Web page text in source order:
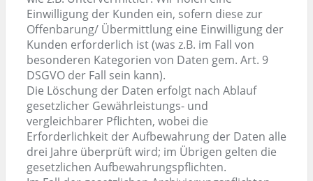
Einwilligung der Kunden ein, sofern diese zur
Offenbarung/ Übermittlung eine Einwilligung der
Kunden erforderlich ist (was z.B. im Fall von
besonderen Kategorien von Daten gem. Art. 9
DSGVO der Fall sein kann).
Die Löschung der Daten erfolgt nach Ablauf
gesetzlicher Gewährleistungs- und
vergleichbarer Pflichten, wobei die
Erforderlichkeit der Aufbewahrung der Daten alle
drei Jahre überprüft wird; im Übrigen gelten die
gesetzlichen Aufbewahrungspflichten.